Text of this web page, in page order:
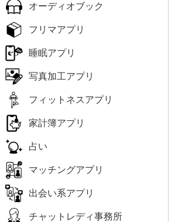
オーディオブック
フリマアプリ
睡眠アプリ
写真加工アプリ
フィットネスアプリ
家計簿アプリ
占い
マッチングアプリ
出会い系アプリ
チャットレディ事務所